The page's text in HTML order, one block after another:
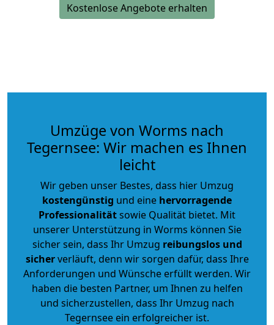
Kostenlose Angebote erhalten
Umzüge von Worms nach
Tegernsee: Wir machen es Ihnen
leicht
Wir geben unser Bestes, dass hier Umzug
kostengünstig und eine hervorragende
Professionalitätsowie Qualität bietet. Mit
unserer Unterstützung in Worms können Sie
sicher sein, dass Ihr Umzug reibungslos und
sicherverläuft, denn wir sorgen dafür, dass Ihre
Anforderungen und Wünsche erfüllt werden. Wir
haben die besten Partner, um Ihnen zu helfen
und sicherzustellen, dass Ihr Umzug nach
Tegernsee ein erfolgreicher ist.